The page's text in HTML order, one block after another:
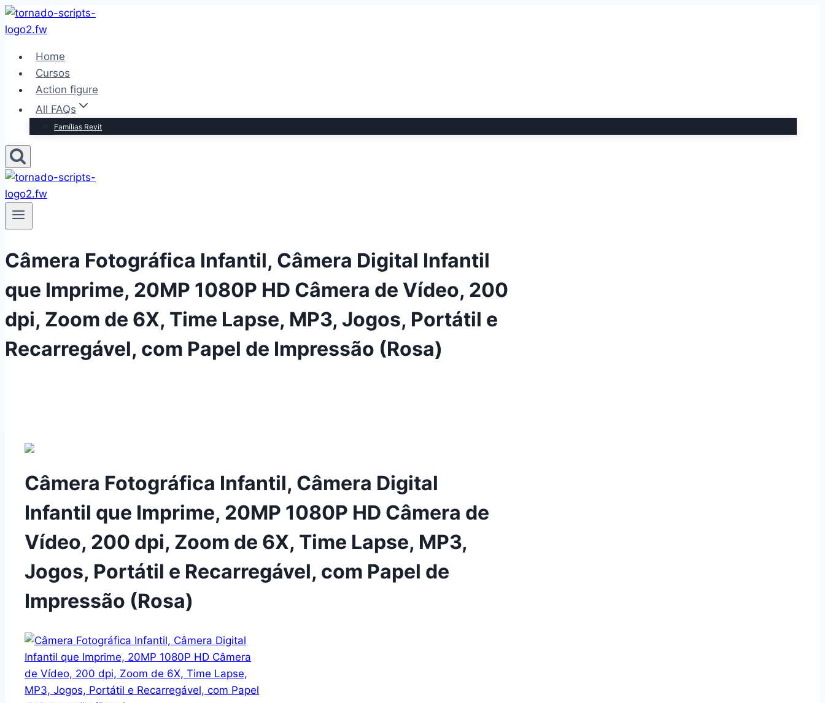
Pular
para
Conteúdo
Home
Cursos
Action figure
All FAQs
Famílias Revit
Câmera Fotográfica Infantil, Câmera Digital Infantil
que Imprime, 20MP 1080P HD Câmera de Vídeo, 200
dpi, Zoom de 6X, Time Lapse, MP3, Jogos, Portátil e
Recarregável, com Papel de Impressão (Rosa)
Câmera Fotográfica Infantil, Câmera Digital
Infantil que Imprime, 20MP 1080P HD Câmera de
Vídeo, 200 dpi, Zoom de 6X, Time Lapse, MP3,
Jogos, Portátil e Recarregável, com Papel de
Impressão (Rosa)